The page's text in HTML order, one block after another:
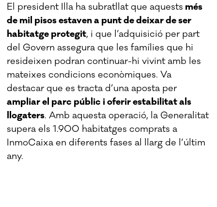
El president Illa ha subratllat que aquests més
de mil pisos estaven a punt de deixar de ser
habitatge protegit, i que l’adquisició per part
del Govern assegura que les famílies que hi
resideixen podran continuar-hi vivint amb les
mateixes condicions econòmiques. Va
destacar que es tracta d’una aposta per
ampliar el parc públic i oferir estabilitat als
llogaters. Amb aquesta operació, la Generalitat
supera els 1.900 habitatges comprats a
InmoCaixa en diferents fases al llarg de l’últim
any.